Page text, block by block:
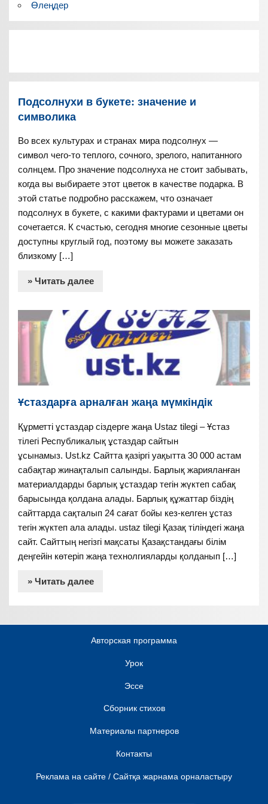
Өлеңдер
Подсолнухи в букете: значение и
символика
Во всех культурах и странах мира подсолнух —
символ чего-то теплого, сочного, зрелого, напитанного
солнцем. Про значение подсолнуха не стоит забывать,
когда вы выбираете этот цветок в качестве подарка. В
этой статье подробно расскажем, что означает
подсолнух в букете, с какими фактурами и цветами он
сочетается. К счастью, сегодня многие сезонные цветы
доступны круглый год, поэтому вы можете заказать
близкому […]
» Читать далее
Ұстаздарға арналған жаңа мүмкіндік
Құрметті ұстаздар сіздерге жаңа Ustaz tilegi – Ұстаз
тілегі Республикалық ұстаздар сайтын
ұсынамыз. Ust.kz Сайтта қазіргі уақытта 30 000 астам
сабақтар жинақталып салынды. Барлық жарияланған
материалдарды барлық ұстаздар тегін жүктеп сабақ
барысында қолдана алады. Барлық құжаттар біздің
сайттарда сақталып 24 сағат бойы кез-келген ұстаз
тегін жүктеп ала алады. ustaz tilegi Қазақ тіліндегі жаңа
сайт. Сайттың негізгі мақсаты Қазақстандағы білім
деңгейін көтеріп жаңа технолгияларды қолданып […]
» Читать далее
Авторская программа
Урок
Эссе
Сборник стихов
Материалы партнеров
Контакты
Реклама на сайте / Сайтқа жарнама орналастыру